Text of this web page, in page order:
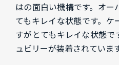
はの面白い機構です。オー
てもキレイな状態です。ケ
すがとてもキレイな状態で
ュビリーが装着されています